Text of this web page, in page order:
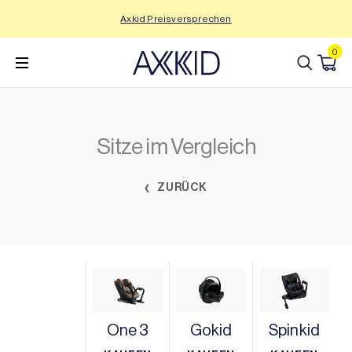
wechseln
Axkid Preisversprechen
0
Sitze im Vergleich
ZURÜCK
One 3 Gokid Spinkid